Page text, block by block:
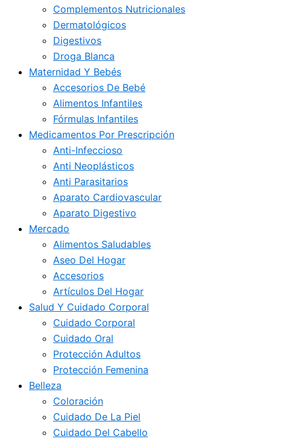
Complementos Nutricionales
Dermatológicos
Digestivos
Droga Blanca
Maternidad Y Bebés
Accesorios De Bebé
Alimentos Infantiles
Fórmulas Infantiles
Medicamentos Por Prescripción
Anti-Infeccioso
Anti Neoplásticos
Anti Parasitarios
Aparato Cardiovascular
Aparato Digestivo
Mercado
Alimentos Saludables
Aseo Del Hogar
Accesorios
Artículos Del Hogar
Salud Y Cuidado Corporal
Cuidado Corporal
Cuidado Oral
Protección Adultos
Protección Femenina
Belleza
Coloración
Cuidado De La Piel
Cuidado Del Cabello